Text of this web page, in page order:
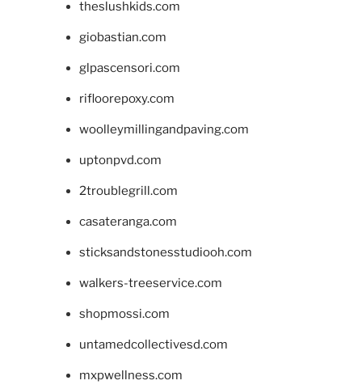
theslushkids.com
giobastian.com
glpascensori.com
rifloorepoxy.com
woolleymillingandpaving.com
uptonpvd.com
2troublegrill.com
casateranga.com
sticksandstonesstudiooh.com
walkers-treeservice.com
shopmossi.com
untamedcollectivesd.com
mxpwellness.com